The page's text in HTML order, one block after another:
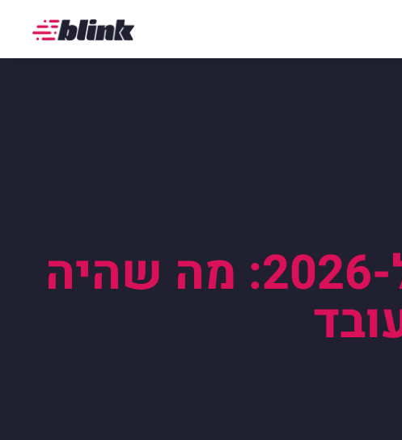
הטרנדים החמים בעריכת וידאו ל-2026: מה שהיה